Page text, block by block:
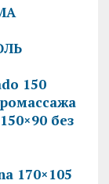
150
без
170×105